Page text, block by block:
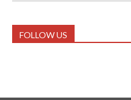
FOLLOW US